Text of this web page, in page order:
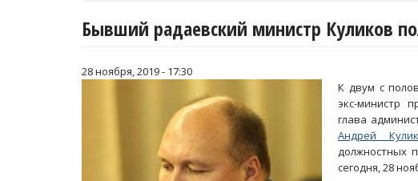
Бывший радаевский министр Куликов
28 ноября, 2019 - 17:30
К двум с
экс-министр
глава
Андрей
должностных
сегодня, 28